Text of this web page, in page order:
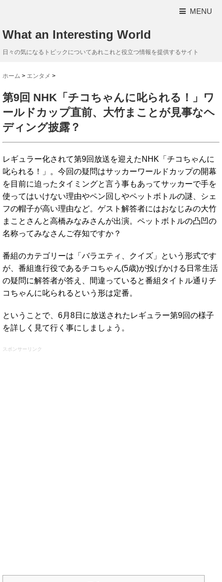
MENU
What an Interesting World
日々の気になるトピックについてあれこれと役立つ情報を提供するサイト
ホーム > エンタメ >
第9回 NHK「チコちゃんに叱られる！」ワ
ールドカップ直前、大竹まことが見事なヘ
ディング披露？
レギュラー化されて第9回放送を迎えたNHK「チコちゃんに
叱られる！」。今回の疑問はサッカーワールドカップの開幕
を目前に迫ったタイミングと言う事もあってサッカーで手を
使ってはいけない理由やペン回しやペットボトルの謎、シェ
フの帽子が高い理由など。ゲスト解答者にはおなじみの大竹
まことさんと高橋みなみさんが出演。ペットボトルの凸凹の
名称ってみなさんご存知ですか？
番組のカテゴリーは「バラエティ、クイズ」という形式です
が、番組進行役であるチコちゃん(5歳)が投げかける日常生活
の疑問に解答者が答え、間違っていると番組タイトル通りチ
コちゃんに叱られるという形は定番。
ということで、6月8日に放送されたレギュラー第9回の様子
を詳しく見て行く事にしましょう。
スポンサーリンク